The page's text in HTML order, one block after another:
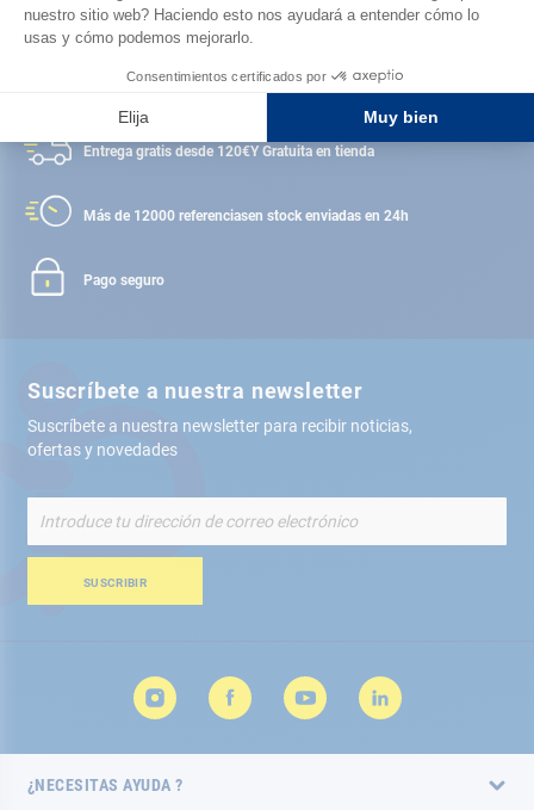
Satisfecho o reembolsado
Entrega gratis desde 120€Y Gratuita en tienda
Más de 12000 referenciasen stock enviadas en 24h
Pago seguro
Suscríbete a nuestra newsletter
Suscríbete a nuestra newsletter para recibir noticias,
ofertas y novedades
nuestro
de
SUSCRIBIR
¿NECESITAS AYUDA ?